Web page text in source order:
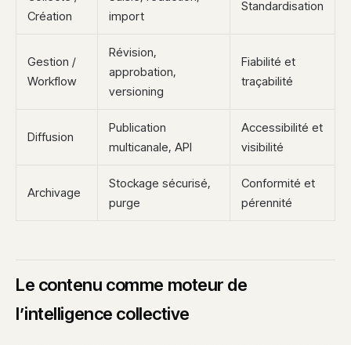
Création
import
Standardisation
Gestion /
Workflow
Révision,
approbation,
versioning
Fiabilité et
traçabilité
Diffusion
Publication
multicanale, API
Accessibilité et
visibilité
Archivage
Stockage sécurisé,
purge
Conformité et
pérennité
Le contenu comme moteur de
l’intelligence collective